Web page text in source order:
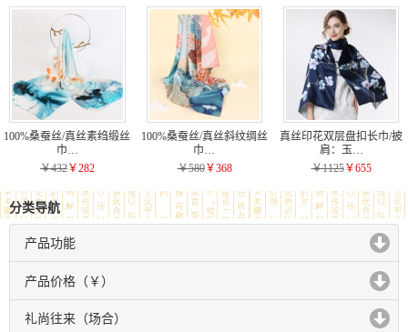
100%桑蚕丝/真丝素绉缎丝
巾…
￥432￥282
100%桑蚕丝/真丝斜纹绸丝
巾…
￥580￥368
真丝印花双层盘扣长巾/披
肩：玉…
￥1125￥655
分类导航
产品功能
click to expand contents
产品价格（￥）
click to expand contents
礼尚往来（场合）